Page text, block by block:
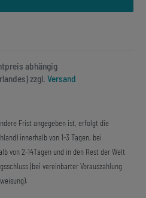
abhängig
zzgl. Versand
Frist angegeben ist, erfolgt die
innerhalb von 1-3 Tagen, bei
von 2-14Tagen und in den Rest der Welt
(bei vereinbarter Vorauszahlung